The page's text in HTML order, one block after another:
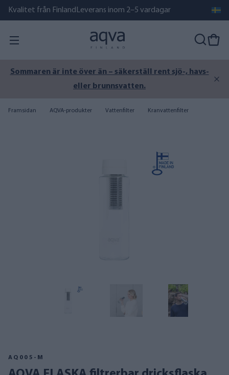
Kvalitet från Finland Leverans inom 2–5 vardagar
Sommaren är inte över än – säkerställ rent sjö-, havs-
eller brunnsvatten.
Framsidan AQVA-produkter Vattenfilter Kranvattenfilter
AQ005-M